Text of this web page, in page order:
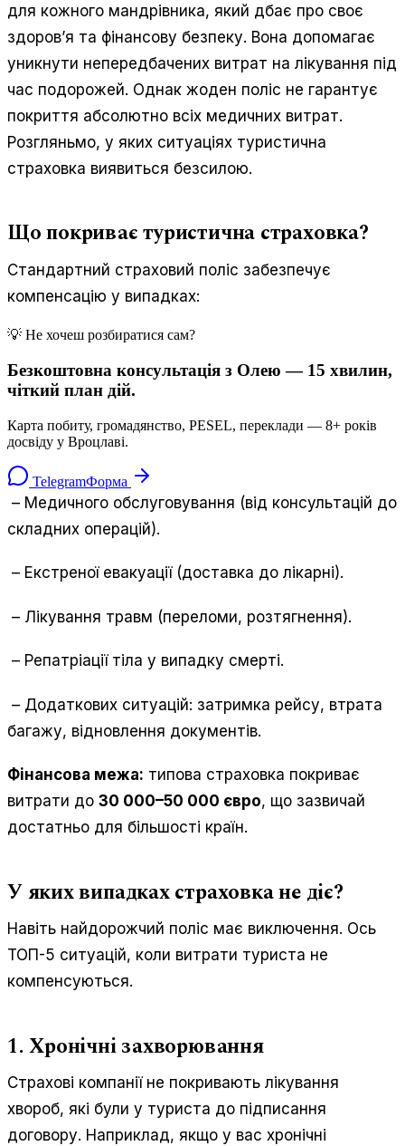
для кожного мандрівника, який дбає про своє
здоров’я та фінансову безпеку. Вона допомагає
уникнути непередбачених витрат на лікування під
час подорожей. Однак жоден поліс не гарантує
покриття абсолютно всіх медичних витрат.
Розгляньмо, у яких ситуаціях туристична
страховка виявиться безсилою.
Що покриває туристична страховка?
Стандартний страховий поліс забезпечує
компенсацію у випадках:
💡 Не хочеш розбиратися сам?
Безкоштовна консультація з Олею — 15 хвилин,
чіткий план дій.
Карта побиту, громадянство, PESEL, переклади — 8+ років
досвіду у Вроцлаві.
TelegramФорма
– Медичного обслуговування (від консультацій до
складних операцій).
– Екстреної евакуації (доставка до лікарні).
– Лікування травм (переломи, розтягнення).
– Репатріації тіла у випадку смерті.
– Додаткових ситуацій: затримка рейсу, втрата
багажу, відновлення документів.
Фінансова межа: типова страховка покриває
витрати до 30 000–50 000 євро, що зазвичай
достатньо для більшості країн.
У яких випадках страховка не діє?
Навіть найдорожчий поліс має виключення. Ось
ТОП-5 ситуацій, коли витрати туриста не
компенсуються.
1. Хронічні захворювання
Страхові компанії не покривають лікування
хвороб, які були у туриста до підписання
договору. Наприклад, якщо у вас хронічні